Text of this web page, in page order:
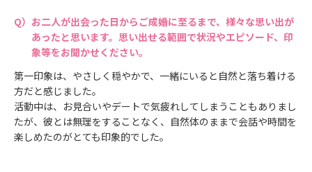
お二人が出会った日からご成婚に至るまで、様々な思い出が
あったと思います。思い出せる範囲で状況やエピソード、印
象等をお聞かせください。
第一印象は、やさしく穏やかで、一緒にいると自然と落ち着ける
方だと感じました。
活動中は、お見合いやデートで気疲れしてしまうこともありまし
たが、彼とは無理をすることなく、自然体のままで会話や時間を
楽しめたのがとても印象的でした。